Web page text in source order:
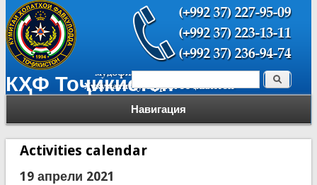
КҲФ Тоҷикистон
Навигация
Форма поиска Поиск
Activities calendar
19 апрели 2021